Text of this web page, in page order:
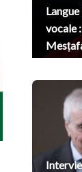
vocale :